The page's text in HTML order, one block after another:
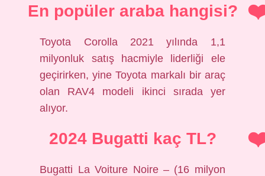
En popüler araba hangisi?
Toyota Corolla 2021 yılında 1,1
milyonluk satış hacmiyle liderliği ele
geçirirken, yine Toyota markalı bir araç
olan RAV4 modeli ikinci sırada yer
alıyor.
2024 Bugatti kaç TL?
Bugatti La Voiture Noire – (16 milyon